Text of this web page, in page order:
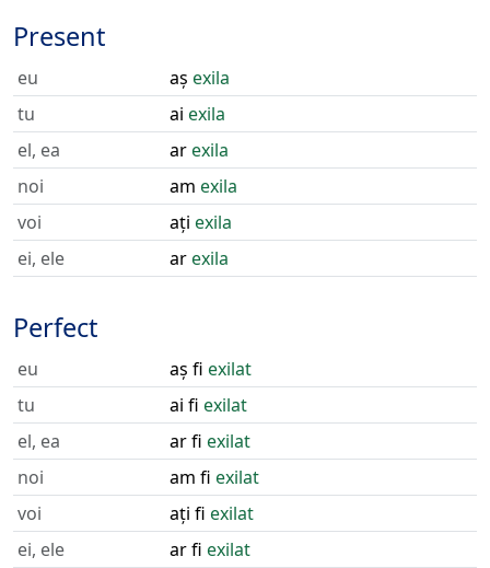
Present
eu aș exila
tu
ai exila
el, ea
arexila
noi
am exila
voi
ați exila
ei, ele
arexila
Perfect
eu aș fi exilat
tu
ai fi exilat
el, ea
ar fi exilat
noi
am fi exilat
voi
ați fi exilat
ei, ele
ar fi exilat